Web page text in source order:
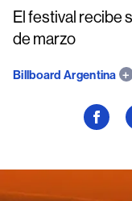
El festival recibe
de marzo
Billboard Argentina
Seguí
en